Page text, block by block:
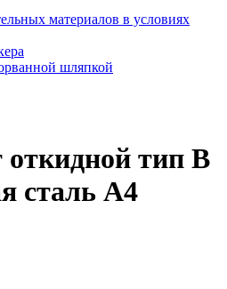
материалов в условиях
шляпкой
откидной тип B
сталь A4